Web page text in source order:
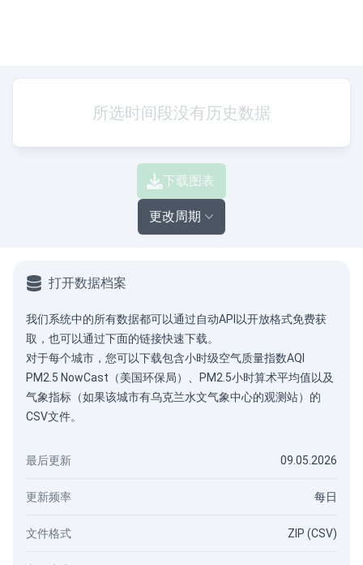
所选时间段没有历史数据
下载图表
更改周期
打开数据档案
我们系统中的所有数据都可以通过自动API 以开放格式免费获
取，也可以通过下面的链接快速下载。
对于每个城市，您可以下载包含小时级空气质量指数AQI
PM2.5 NowCast（美国环保局）、PM2.5小时算术平均值以及
气象指标（如果该城市有乌克兰水文气象中心的观测站）的
CSV文件。
最后更新 09.05.2026
更新频率 每日
文件格式 ZIP (CSV)